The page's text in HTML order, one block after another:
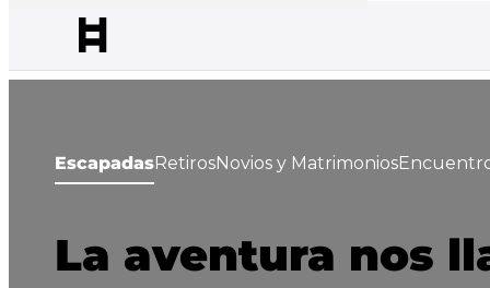
EscapadasRetirosNovios y Matrimonios
La aventura nos